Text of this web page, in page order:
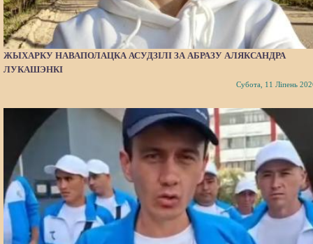
ЖЫХАРКУ НАВАПОЛАЦКА АСУДЗІЛІ ЗА АБРАЗУ АЛЯКСАНДРА
ЛУКАШЭНКІ
Субота, 11 Ліпень